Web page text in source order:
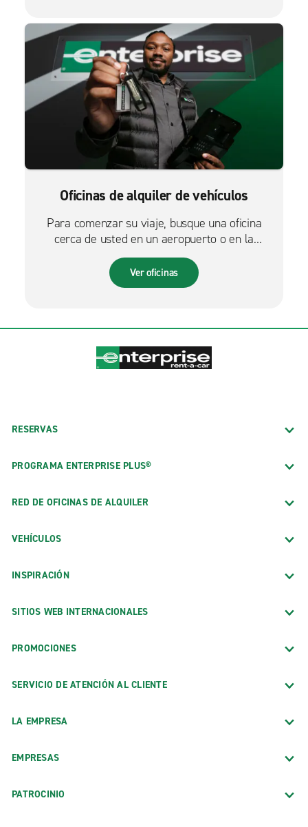
Oficinas de alquiler de vehículos
Para comenzar su viaje, busque una oficina
cerca de usted en un aeropuerto o en la
ciudad.
Ver oficinas
RESERVAS
PROGRAMA ENTERPRISE PLUS®
RED DE OFICINAS DE ALQUILER
VEHÍCULOS
INSPIRACIÓN
SITIOS WEB INTERNACIONALES
PROMOCIONES
SERVICIO DE ATENCIÓN AL CLIENTE
LA EMPRESA
EMPRESAS
PATROCINIO